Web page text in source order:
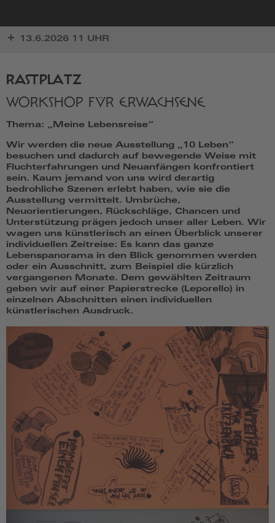
Startseite
RASTPLATZ
WORKSHOP FÜR ERWACHSENE
Thema: „Meine Lebensreise“
Wir werden die neue Ausstellung „10 Leben“
besuchen und dadurch auf bewegende Weise mit
Fluchterfahrungen und Neuanfängen konfrontiert
sein. Kaum jemand von uns wird derartig
bedrohliche Szenen erlebt haben, wie sie die
Ausstellung vermittelt. Umbrüche,
Neuorientierungen, Rückschläge, Chancen und
Unterstützung prägen jedoch unser aller Leben. Wir
wagen uns künstlerisch an einen Überblick unserer
individuellen Zeitreise: Es kann das ganze
Lebenspanorama in den Blick genommen werden
oder ein Ausschnitt, zum Beispiel die kürzlich
vergangenen Monate. Dem gewählten Zeitraum
geben wir auf einer Papierstrecke (Leporello) in
einzelnen Abschnitten einen individuellen
künstlerischen Ausdruck.
13.6.2026 11 UHR